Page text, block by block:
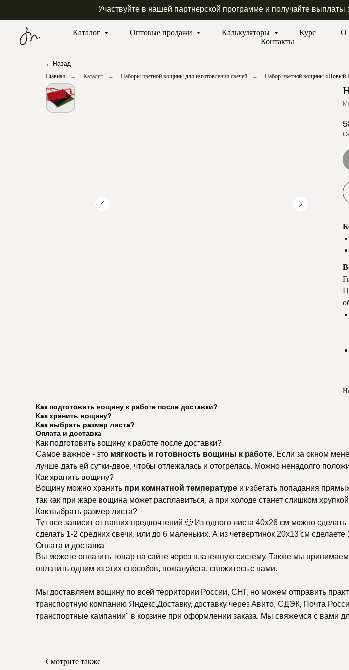
Участвуйте в нашей партнерской программе и получайте выплаты
Каталог Оптовые продажи Калькуляторы Курс О
Контакты
← Назад
Главная
→ Каталог → Наборы цветной вощины для изготовления свечей → Набор цветной вощины «Новый
Как подготовить вощину к работе после доставки?
Как хранить вощину?
Как выбрать размер листа?
Оплата и доставка
Как подготовить вощину к работе после доставки?
Самое важное - это мягкость и готовность вощины к работе. Если за окном
лучше дать ей сутки-двое, чтобы отлежалась и отогрелась. Можно ненадолго
Как хранить вощину?
Вощину можно хранить при комнатной температуре и избегать попадания
так как при жаре вощина может расплавиться, а при холоде станет слишком
Как выбрать размер листа?
Тут все зависит от ваших предпочтений 🙂 Из одного листа 40х26 см можно
сделать 1-2 средних свечи, или до 6 маленьких. А из четвертинок 20х13 см
Оплата и доставка
Вы можете оплатить товар на сайте через платежную систему. Также мы
оплатить одним из этих способов, пожалуйста, свяжитесь с нами.
Мы доставляем вощину по всей территории России, СНГ, но можем отправить
транспортную компанию Яндекс.Доставку, доставку через Авито, СДЭК, Почта
транспортные кампании" в корзине при оформлении заказа. Мы свяжемся с вами
Смотрите также